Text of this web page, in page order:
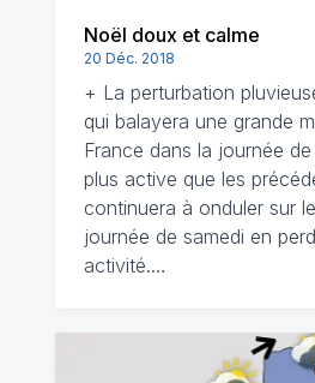
Noël doux et calme
20 Déc. 2018
+ La perturbation
qui balayera une grande
France dans la journée
plus active que les
continuera à onduler sur
journée de samedi en
activité.…